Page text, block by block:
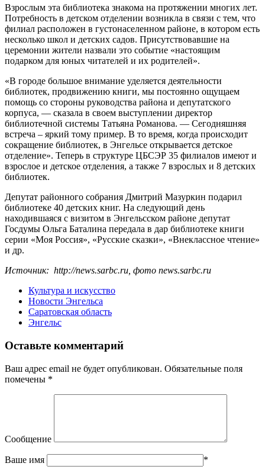
Взрослым эта библиотека знакома на протяжении многих лет.
Потребность в детском отделении возникла в связи с тем, что
филиал расположен в густонаселенном районе, в котором есть
несколько школ и детских садов. Присутствовавшие на
церемонии жители назвали это событие «настоящим
подарком для юных читателей и их родителей».
«В городе большое внимание уделяется деятельности
библиотек, продвижению книги, мы постоянно ощущаем
помощь со стороны руководства района и депутатского
корпуса, — сказала в своем выступлении директор
библиотечной системы Татьяна Романова. — Сегодняшняя
встреча – яркий тому пример. В то время, когда происходит
сокращение библиотек, в Энгельсе открывается детское
отделение». Теперь в структуре ЦБСЭР 35 филиалов имеют и
взрослое и детское отделения, а также 7 взрослых и 8 детских
библиотек.
Депутат районного собрания Дмитрий Мазуркин подарил
библиотеке 40 детских книг. На следующий день
находившаяся с визитом в Энгельсском районе депутат
Госдумы Ольга Баталина передала в дар библиотеке книги
серии «Моя Россия», «Русские сказки», «Внеклассное чтение»
и др.
Источник: http://news.sarbc.ru, фото news.sarbc.ru
Культура и искусство
Новости Энгельса
Саратовская область
Энгельс
Оставьте комментарий
Ваш адрес email не будет опубликован. Обязательные поля
помечены *
Сообщение
Ваше имя *